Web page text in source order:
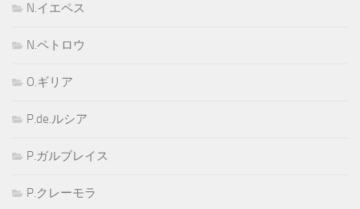
N.イエペス
N.ペトロウ
O.ギリア
P.de.ルシア
P.ガルブレイス
P.クレーモラ